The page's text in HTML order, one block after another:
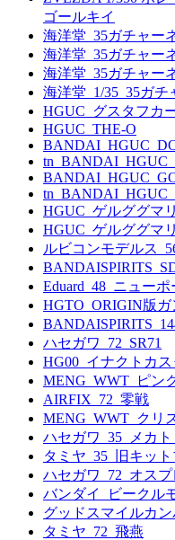
ゴールキイ
海洋堂_35ガチャー
海洋堂_35ガチャー
海洋堂_35ガチャー
海洋堂_1/35_35ガ
HGUC_グスタフカ
HGUC_THE-O
HGUC_ゲルググマ
HGUC_ゲルググマ
ルビコンモデルス
Eduard_48_ニューポ
HGTO_ORIGIN版ガ
ハセガワ_72_SR71
HG00_イナクトカス
MENG_WWT_ピン
AIRFIX_72_零戦
MENG_WWT_クリ
ハセガワ_35_メカ
タミヤ_35_旧キッ
ハセガワ_72_オスプ
バンダイ_ビークル
グッドスマイルカ
タミヤ_72_飛燕